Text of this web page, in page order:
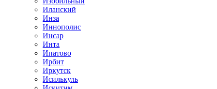
Иланский
Инза
Иннополис
Инсар
Инта
Ипатово
Ирбит
Иркутск
Исилькуль